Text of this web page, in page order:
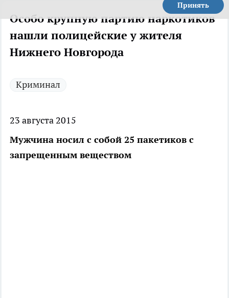
Принять
Особо крупную партию наркотиков
нашли полицейские у жителя
Нижнего Новгорода
Криминал
23 августа 2015
Мужчина носил с собой 25 пакетиков с
запрещенным веществом